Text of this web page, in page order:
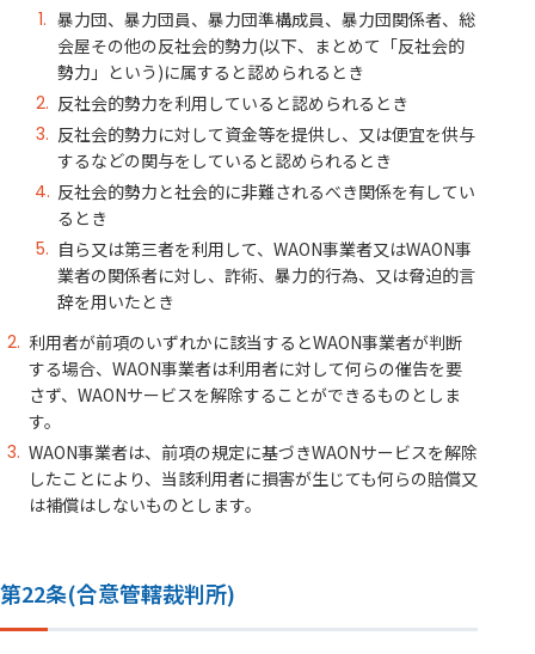
暴力団、暴力団員、暴力団準構成員、暴力団関係者、総
会屋その他の反社会的勢力(以下、まとめて「反社会的
勢力」という)に属すると認められるとき
反社会的勢力を利用していると認められるとき
反社会的勢力に対して資金等を提供し、又は便宜を供与
するなどの関与をしていると認められるとき
反社会的勢力と社会的に非難されるべき関係を有してい
るとき
自ら又は第三者を利用して、WAON事業者又はWAON事
業者の関係者に対し、詐術、暴力的行為、又は脅迫的言
辞を用いたとき
利用者が前項のいずれかに該当するとWAON事業者が判断
する場合、WAON事業者は利用者に対して何らの催告を要
さず、WAONサービスを解除することができるものとしま
す。
WAON事業者は、前項の規定に基づきWAONサービスを解除
したことにより、当該利用者に損害が生じても何らの賠償又
は補償はしないものとします。
第22条(合意管轄裁判所)